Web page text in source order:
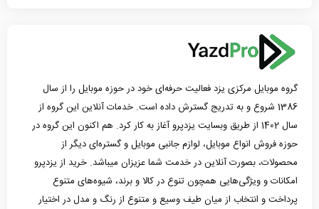
گروه موبایل مرکزی یزد فعالیت حرفه‌ای خود در حوزه موبایل را از سال
1386 شروع و به تدریج گسترش داده است. خدمات آنلاین این گروه از
سال 1402 از طریق وبسایت یزدپرو آغاز به کار کرد. هم اکنون این گروه در
حوزه فروش انواع موبایل، لوازم جانبی موبایل و گستره‌ای دیگر از
محصولات، بصورت آنلاین در خدمت شما عزیزان میباشد. خرید از یزدپرو
امکانات و ویژگی‌هایی همچون تنوع در کالا و برند، شیوه‌های متنوع
پرداخت و انتخاب از میان طیف وسیع و متنوع از رنگ و مدل در اختیار